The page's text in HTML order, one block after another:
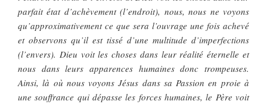
parfait état d’achèvement (l’endroit), nous, nous ne voyons
qu’approximativement ce que sera l’ouvrage une fois achevé
et observons qu’il est tissé d’une multitude d’imperfections
(l’envers). Dieu voit les choses dans leur réalité éternelle et
nous dans leurs apparences humaines donc trompeuses.
Ainsi, là où nous voyons Jésus dans sa Passion en proie à
une souffrance qui dépasse les forces humaines, le Père voit